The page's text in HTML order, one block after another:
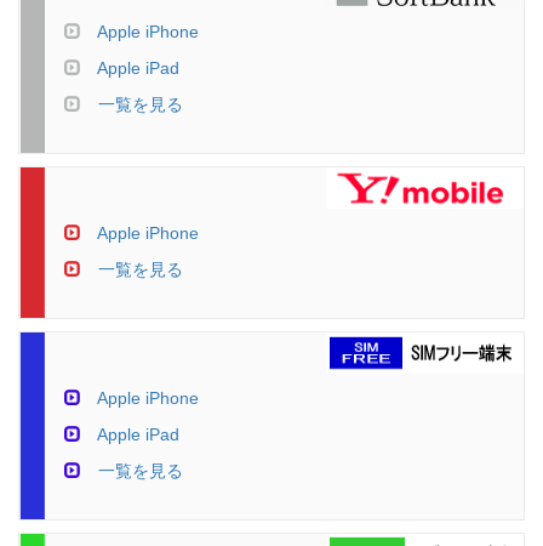
Apple iPhone
Apple iPad
一覧を見る
Apple iPhone
一覧を見る
Apple iPhone
Apple iPad
一覧を見る